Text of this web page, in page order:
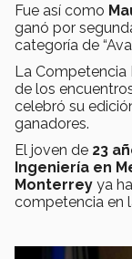
Fue así como
ganó por
categoría de
La Competencia
de los
celebró su
ganadores.
El joven de 23
Ingeniería en
Monterrey ya
competencia en